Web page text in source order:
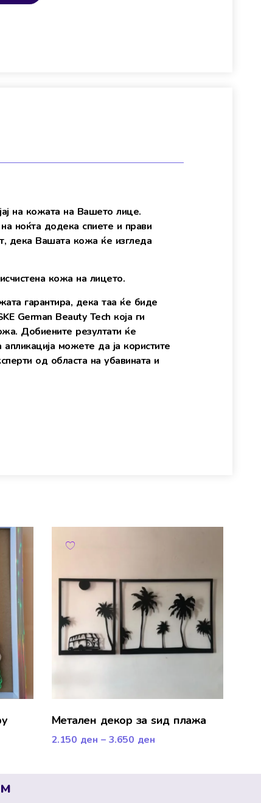
на кожата на Вашето лице.
ноќта додека спиете и прави
дека Вашата кожа ќе изгледа
кожа на лицето.
гарантира, дека таа ќе биде
German Beauty Tech која ги
Добиените резултати ќе
можете да ја користите
од областа на убавината и
Метален декор за ѕид плажа
2.150 ден – 3.650 ден